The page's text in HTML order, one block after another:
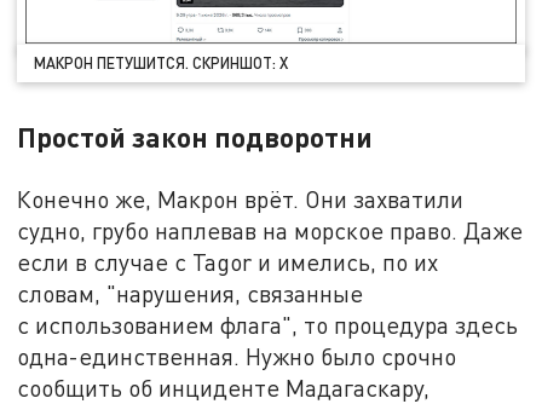
МАКРОН ПЕТУШИТСЯ. СКРИНШОТ: Х
Простой закон подворотни
Конечно же, Макрон врёт. Они захватили
судно, грубо наплевав на морское право. Даже
если в случае с Tagor и имелись, по их
словам, "нарушения, связанные
с использованием флага", то процедура здесь
одна-единственная. Нужно было срочно
сообщить об инциденте Мадагаскару,